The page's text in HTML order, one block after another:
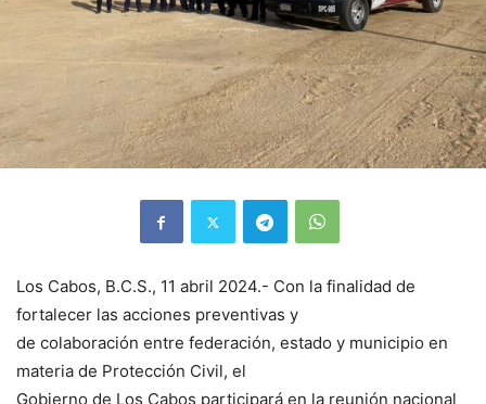
Los Cabos, B.C.S., 11 abril 2024.- Con la finalidad de
fortalecer las acciones preventivas y
de colaboración entre federación, estado y municipio en
materia de Protección Civil, el
Gobierno de Los Cabos participará en la reunión nacional